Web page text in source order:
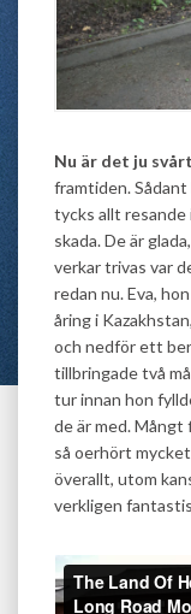
Nu är det ju svårt
framtiden. Sådant
tycks allt
skada. De är
verkar trivas var
redan nu. Eva,
åring i
och nedför ett
tillbringade två
tur innan hon
de är med. Mångt
så oerhört
överallt, utom
verkligen